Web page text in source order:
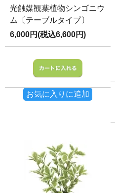
光触媒観葉植物シンゴニウ
ム〔テーブルタイプ〕
6,000円(税込6,600円)
お気に入りに追加